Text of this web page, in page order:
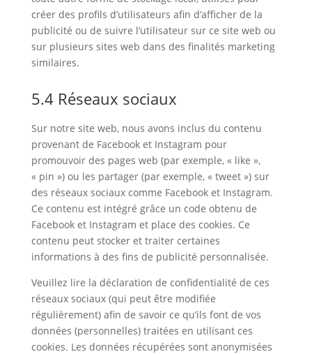
créer des profils d’utilisateurs afin d’afficher de la
publicité ou de suivre l’utilisateur sur ce site web ou
sur plusieurs sites web dans des finalités marketing
similaires.
5.4 Réseaux sociaux
Sur notre site web, nous avons inclus du contenu
provenant de Facebook et Instagram pour
promouvoir des pages web (par exemple, « like »,
« pin ») ou les partager (par exemple, « tweet ») sur
des réseaux sociaux comme Facebook et Instagram.
Ce contenu est intégré grâce un code obtenu de
Facebook et Instagram et place des cookies. Ce
contenu peut stocker et traiter certaines
informations à des fins de publicité personnalisée.
Veuillez lire la déclaration de confidentialité de ces
réseaux sociaux (qui peut être modifiée
régulièrement) afin de savoir ce qu’ils font de vos
données (personnelles) traitées en utilisant ces
cookies. Les données récupérées sont anonymisées